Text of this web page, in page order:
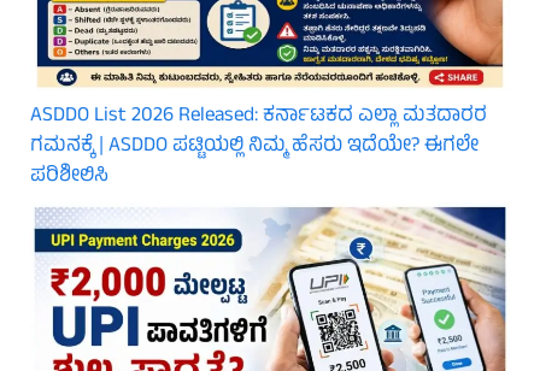
ASDDO List 2026 Released: ಕರ್ನಾಟಕದ ಎಲ್ಲಾ ಮತದಾರರ
ಗಮನಕ್ಕೆ | ASDDO ಪಟ್ಟಿಯಲ್ಲಿ ನಿಮ್ಮ ಹೆಸರು ಇದೆಯೇ? ಈಗಲೇ
ಪರಿಶೀಲಿಸಿ